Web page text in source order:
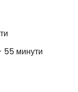
55 минути